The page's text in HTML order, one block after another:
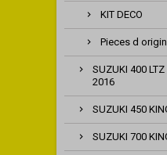
KIT DECO
Pieces d
SUZUKI 400
2016
SUZUKI 450
SUZUKI 700